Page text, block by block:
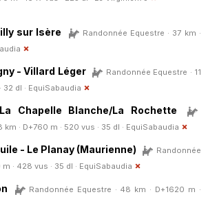
sur Isère
Randonnée Equestre · 37 km ·
- Villard Léger
Randonnée Equestre · 11
32 dl · EquiSabaudia
Chapelle Blanche/La Rochette
· D+760 m · 520 vus · 35 dl · EquiSabaudia
- Le Planay (Maurienne)
Randonnée
· 428 vus · 35 dl · EquiSabaudia
Randonnée Equestre · 48 km · D+1620 m ·